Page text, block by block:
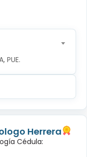
PUE.
Herrera
Cédula: